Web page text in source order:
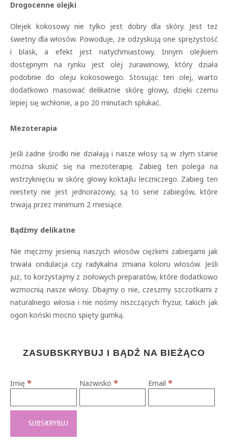
Drogocenne olejki
Olejek kokosowy nie tylko jest dobry dla skóry. Jest też
świetny dla włosów. Powoduje, że odzyskują one sprężystość
i blask, a efekt jest natychmiastowy. Innym olejkiem
dostępnym na rynku jest olej żurawinowy, który działa
podobnie do oleju kokosowego. Stosując ten olej, warto
dodatkowo masować delikatnie skórę głowy, dzięki czemu
lepiej się wchłonie, a po 20 minutach spłukać.
Mezoterapia
Jeśli żadne środki nie działają i nasze włosy są w złym stanie
można skusić się na mezoterapię. Zabieg ten polega na
wstrzyknięciu w skórę głowy koktajlu leczniczego. Zabieg ten
niestety nie jest jednorazowy, są to serie zabiegów, które
trwają przez minimum 2 miesiące.
Bądźmy delikatne
Nie męczmy jesienią naszych włosów ciężkimi zabiegami jak
trwała ondulacja czy radykalna zmiana koloru włosów. Jeśli
już, to korzystajmy z ziołowych preparatów, które dodatkowo
wzmocnią nasze włosy. Dbajmy o nie, czeszmy szczotkami z
naturalnego włosia i nie nośmy niszczących fryzur, takich jak
ogon koński mocno spięty gumką.
ZASUBSKRYBUJ I BĄDŹ NA BIEŻĄCO
Imię * Nazwisko * Email*